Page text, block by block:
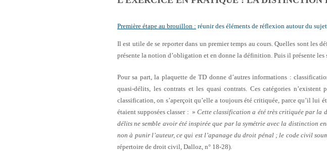
Première étape au brouillon : réunir des éléments de réflexion autour du
Il est utile de se reporter dans un premier temps au cours. Quelles sont les
présente la notion d’obligation et en donne la définition. Puis il présente
Pour sa part, la plaquette de TD donne d’autres informations :
quasi-délits, les contrats et les quasi contrats. Ces catégories
classification, on s’aperçoit qu’elle a toujours été critiquée, parce qu’il lui
étaient supposées classer : »Cette classification a été très critiquée par la
délits ne semble avoir été inspirée que par la symétrie avec la distinction
non à punir l’auteur, ce qui est l’apanage du droit pénal ; le code civil
répertoire de droit civil, Dalloz, n° 18-28).